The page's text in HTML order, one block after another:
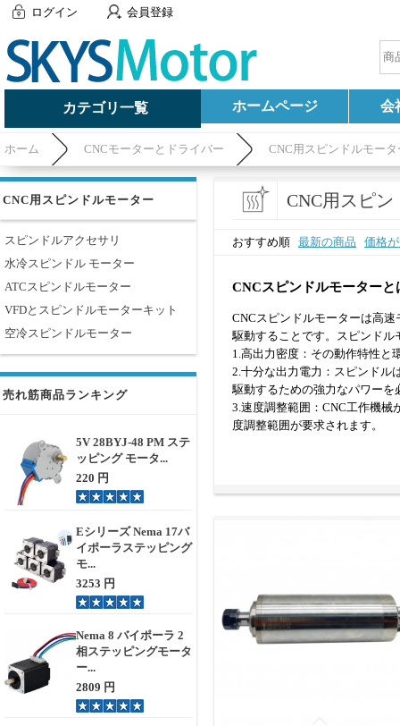
ログイン 会員登録
カテゴリ一覧 ホームページ 会
ホーム CNCモーターとドライバー CNC用スピンドルモータ
CNC用スピンドルモーター
スピンドルアクセサリ
水冷スピンドル モーター
ATCスピンドルモーター
VFDとスピンドルモーターキット
空冷スピンドルモーター
売れ筋商品ランキング
5V 28BYJ-48 PM ステ
ッピング モータ...
220 円
Eシリーズ Nema 17バ
イポーラステッピング
モ...
3253 円
Nema 8 バイポーラ 2
相ステッピングモータ
ー...
2809 円
CNC用スピ
おすすめ順 最新の商品 価格
CNCスピンドルモーターと
CNCスピンドルモーターは高
駆動することです。スピンド
1.高出力密度：その動作特性と
2.十分な出力電力：スピンドル
駆動するための強力なパワーを
3.速度調整範囲：CNC工作機
度調整範囲が要求されます。